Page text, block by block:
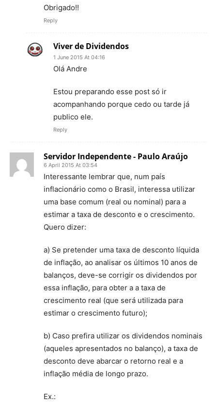
Obrigado!!
Reply
Viver de Dividendos
1 June 2015 At 04:16
Olá Andre
Estou preparando esse post só ir
acompanhando porque cedo ou tarde já
publico ele.
Reply
Servidor Independente - Paulo Araújo
6 April 2015 At 03:54
Interessante lembrar que, num país
inflacionário como o Brasil, interessa utilizar
uma base comum (real ou nominal) para a
estimar a taxa de desconto e o crescimento.
Quero dizer:
a) Se pretender uma taxa de desconto líquida
de inflação, ao analisar os últimos 10 anos de
balanços, deve-se corrigir os dividendos por
essa inflação, para obter a a taxa de
crescimento real (que será utilizada para
estimar o crescimento futuro);
b) Caso prefira utilizar os dividendos nominais
(aqueles apresentados no balanço), a taxa de
desconto deve abarcar o retorno real e a
inflação média de longo prazo.
Ex.: